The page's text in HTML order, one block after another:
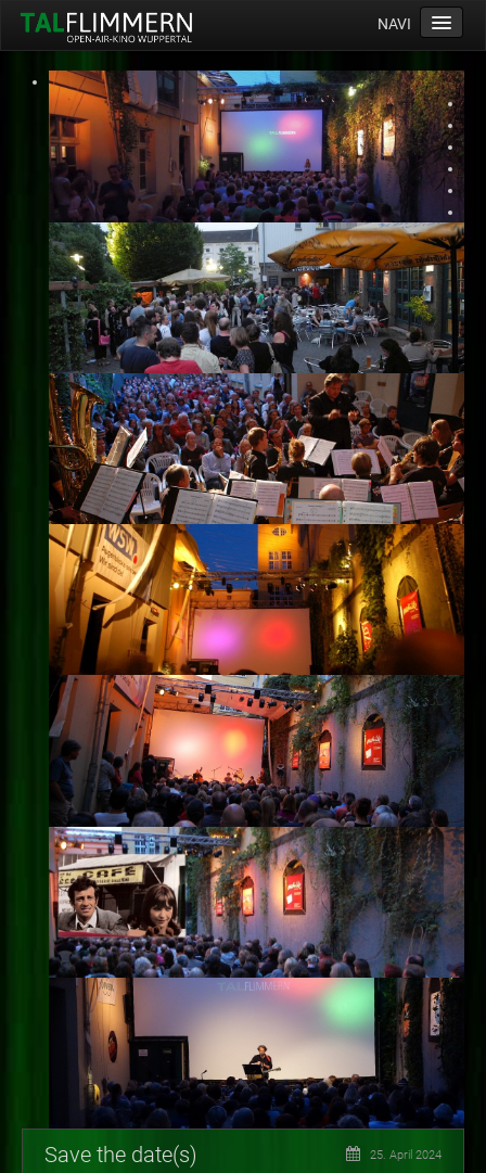
NAVI
Home
Programm
Service
Ticketinfos
Ort
Anreise
Wetter
Kinogutschein
Konzept
Archiv
Kontakt
Impressum
Datenschutz
Save the date(s) 25. April 2024